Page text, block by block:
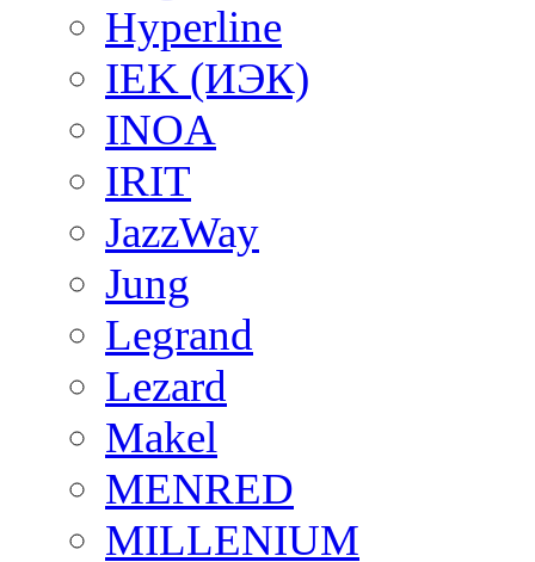
Hyperline
IEK (ИЭК)
INOA
IRIT
JazzWay
Jung
Legrand
Lezard
Makel
MENRED
MILLENIUM